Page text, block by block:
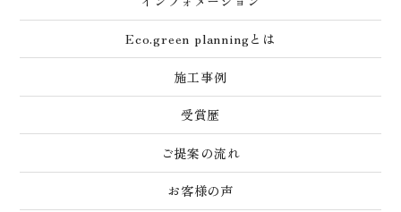
Eco.green planningとは
施工事例
受賞歴
ご提案の流れ
お客様の声